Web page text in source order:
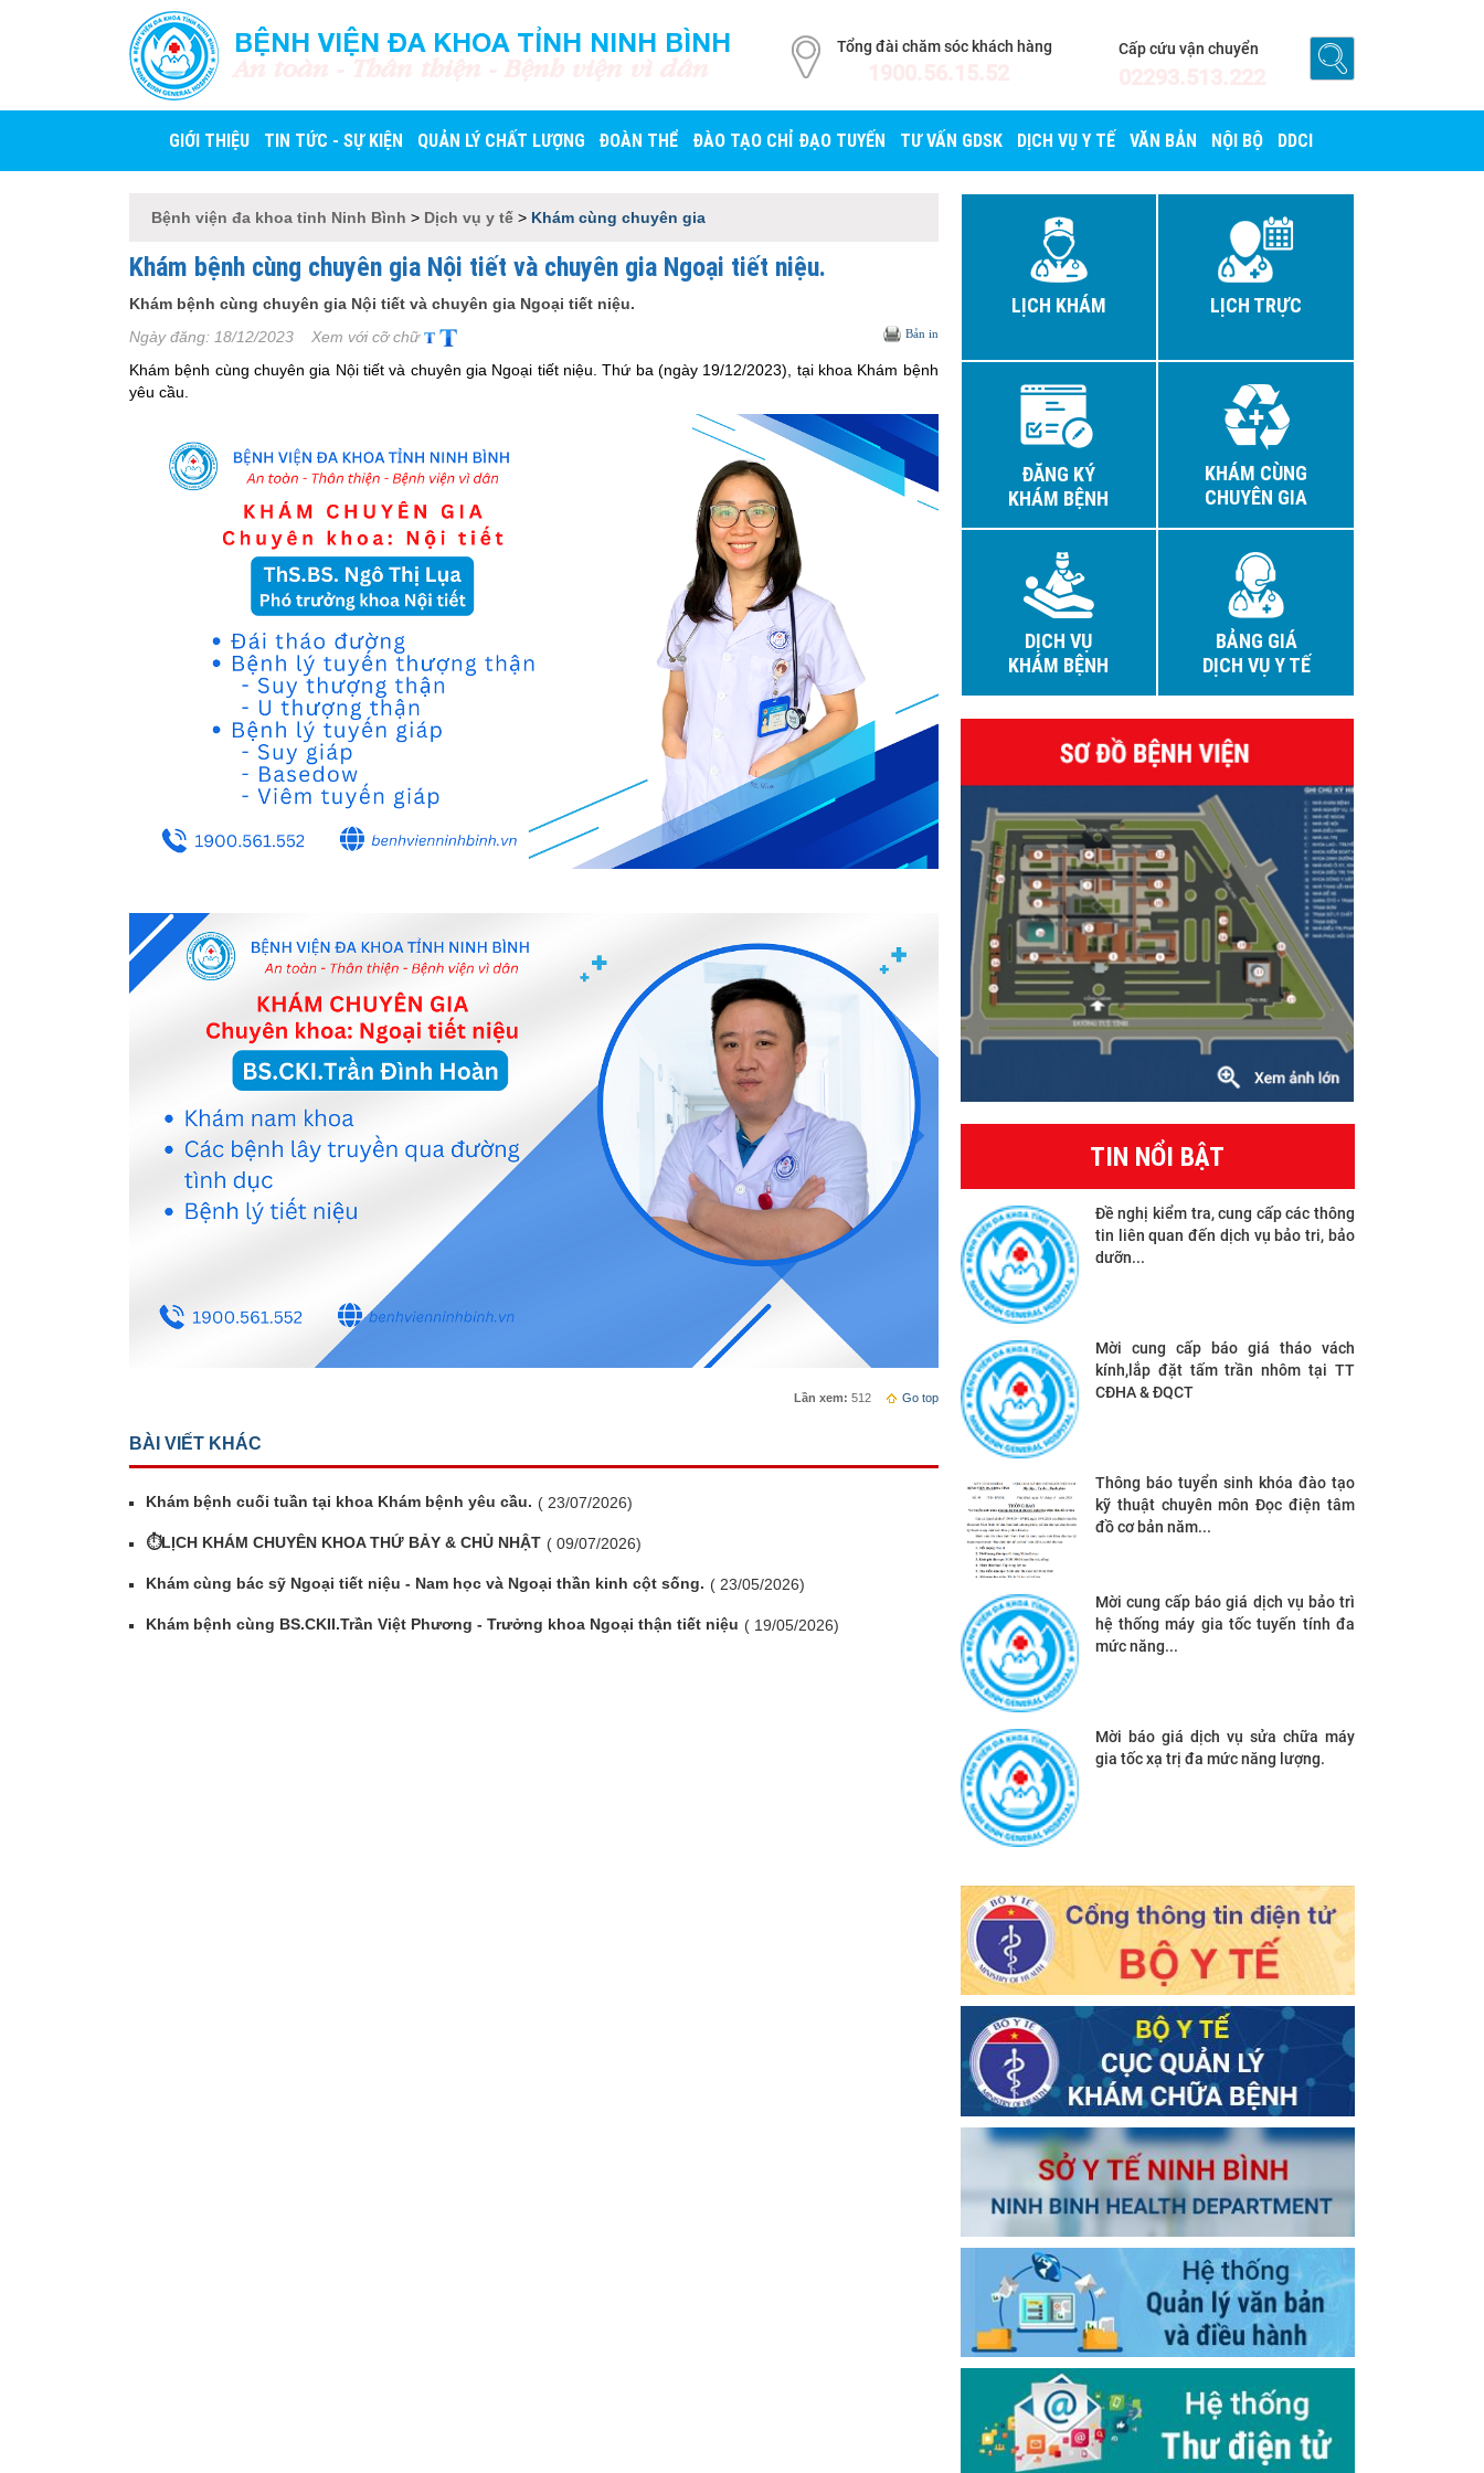
BỆNH VIỆN ĐA KHOA TỈNH NINH BÌNH Tổng đài chăm sóc khách hàng Cấp cứu vận chuyển
GIỚI THIỆU TIN TỨC - SỰ KIỆN QUẢN LÝ CHẤT LƯỢNG ĐOÀN THỂ ĐÀO TẠO CHỈ ĐẠO TUYẾN TƯ VẤN GDSK DỊCH VỤ Y TẾ VĂN BẢN NỘI BỘ DDCI
Bệnh viện đa khoa tỉnh Ninh Bình > Dịch vụ y tế > Khám cùng chuyên gia
Khám bệnh cùng chuyên gia Nội tiết và chuyên gia Ngoại tiết niệu.
Khám bệnh cùng chuyên gia Nội tiết và chuyên gia Ngoại tiết niệu.
Ngày đăng: 18/12/2023 Xem với cỡ chữ Bản in
Khám bệnh cùng chuyên gia Nội tiết và chuyên gia Ngoại tiết niệu. Thứ ba (ngày 19/12/2023), tại khoa Khám bệnh
yêu cầu.
Lần xem: 512 Go top
BÀI VIẾT KHÁC
Khám bệnh cuối tuần tại khoa Khám bệnh yêu cầu. ( 23/07/2026)
⏱️LỊCH KHÁM CHUYÊN KHOA THỨ BẢY & CHỦ NHẬT ( 09/07/2026)
Khám cùng bác sỹ Ngoại tiết niệu - Nam học và Ngoại thần kinh cột sống. ( 23/05/2026)
Khám bệnh cùng BS.CKII.Trần Việt Phương - Trưởng khoa Ngoại thận tiết niệu ( 19/05/2026)
LỊCH KHÁM LỊCH TRỰC
ĐĂNG KÝ
KHÁM BỆNH
KHÁM CÙNG
CHUYÊN GIA
DỊCH VỤ
KHÁM BỆNH
BẢNG GIÁ
DỊCH VỤ Y TẾ
TIN NỔI BẬT
Đề nghị kiểm tra, cung cấp các thông
tin liên quan đến dịch vụ bảo tri, bảo
dưỡn...
Mời cung cấp báo giá tháo vách
kính,lắp đặt tấm trần nhôm tại TT
CĐHA & ĐQCT
Thông báo tuyển sinh khóa đào tạo
kỹ thuật chuyên môn Đọc điện tâm
đồ cơ bản năm...
Mời cung cấp báo giá dịch vụ bảo trì
hệ thống máy gia tốc tuyến tính đa
mức năng...
Mời báo giá dịch vụ sửa chữa máy
gia tốc xạ trị đa mức năng lượng.